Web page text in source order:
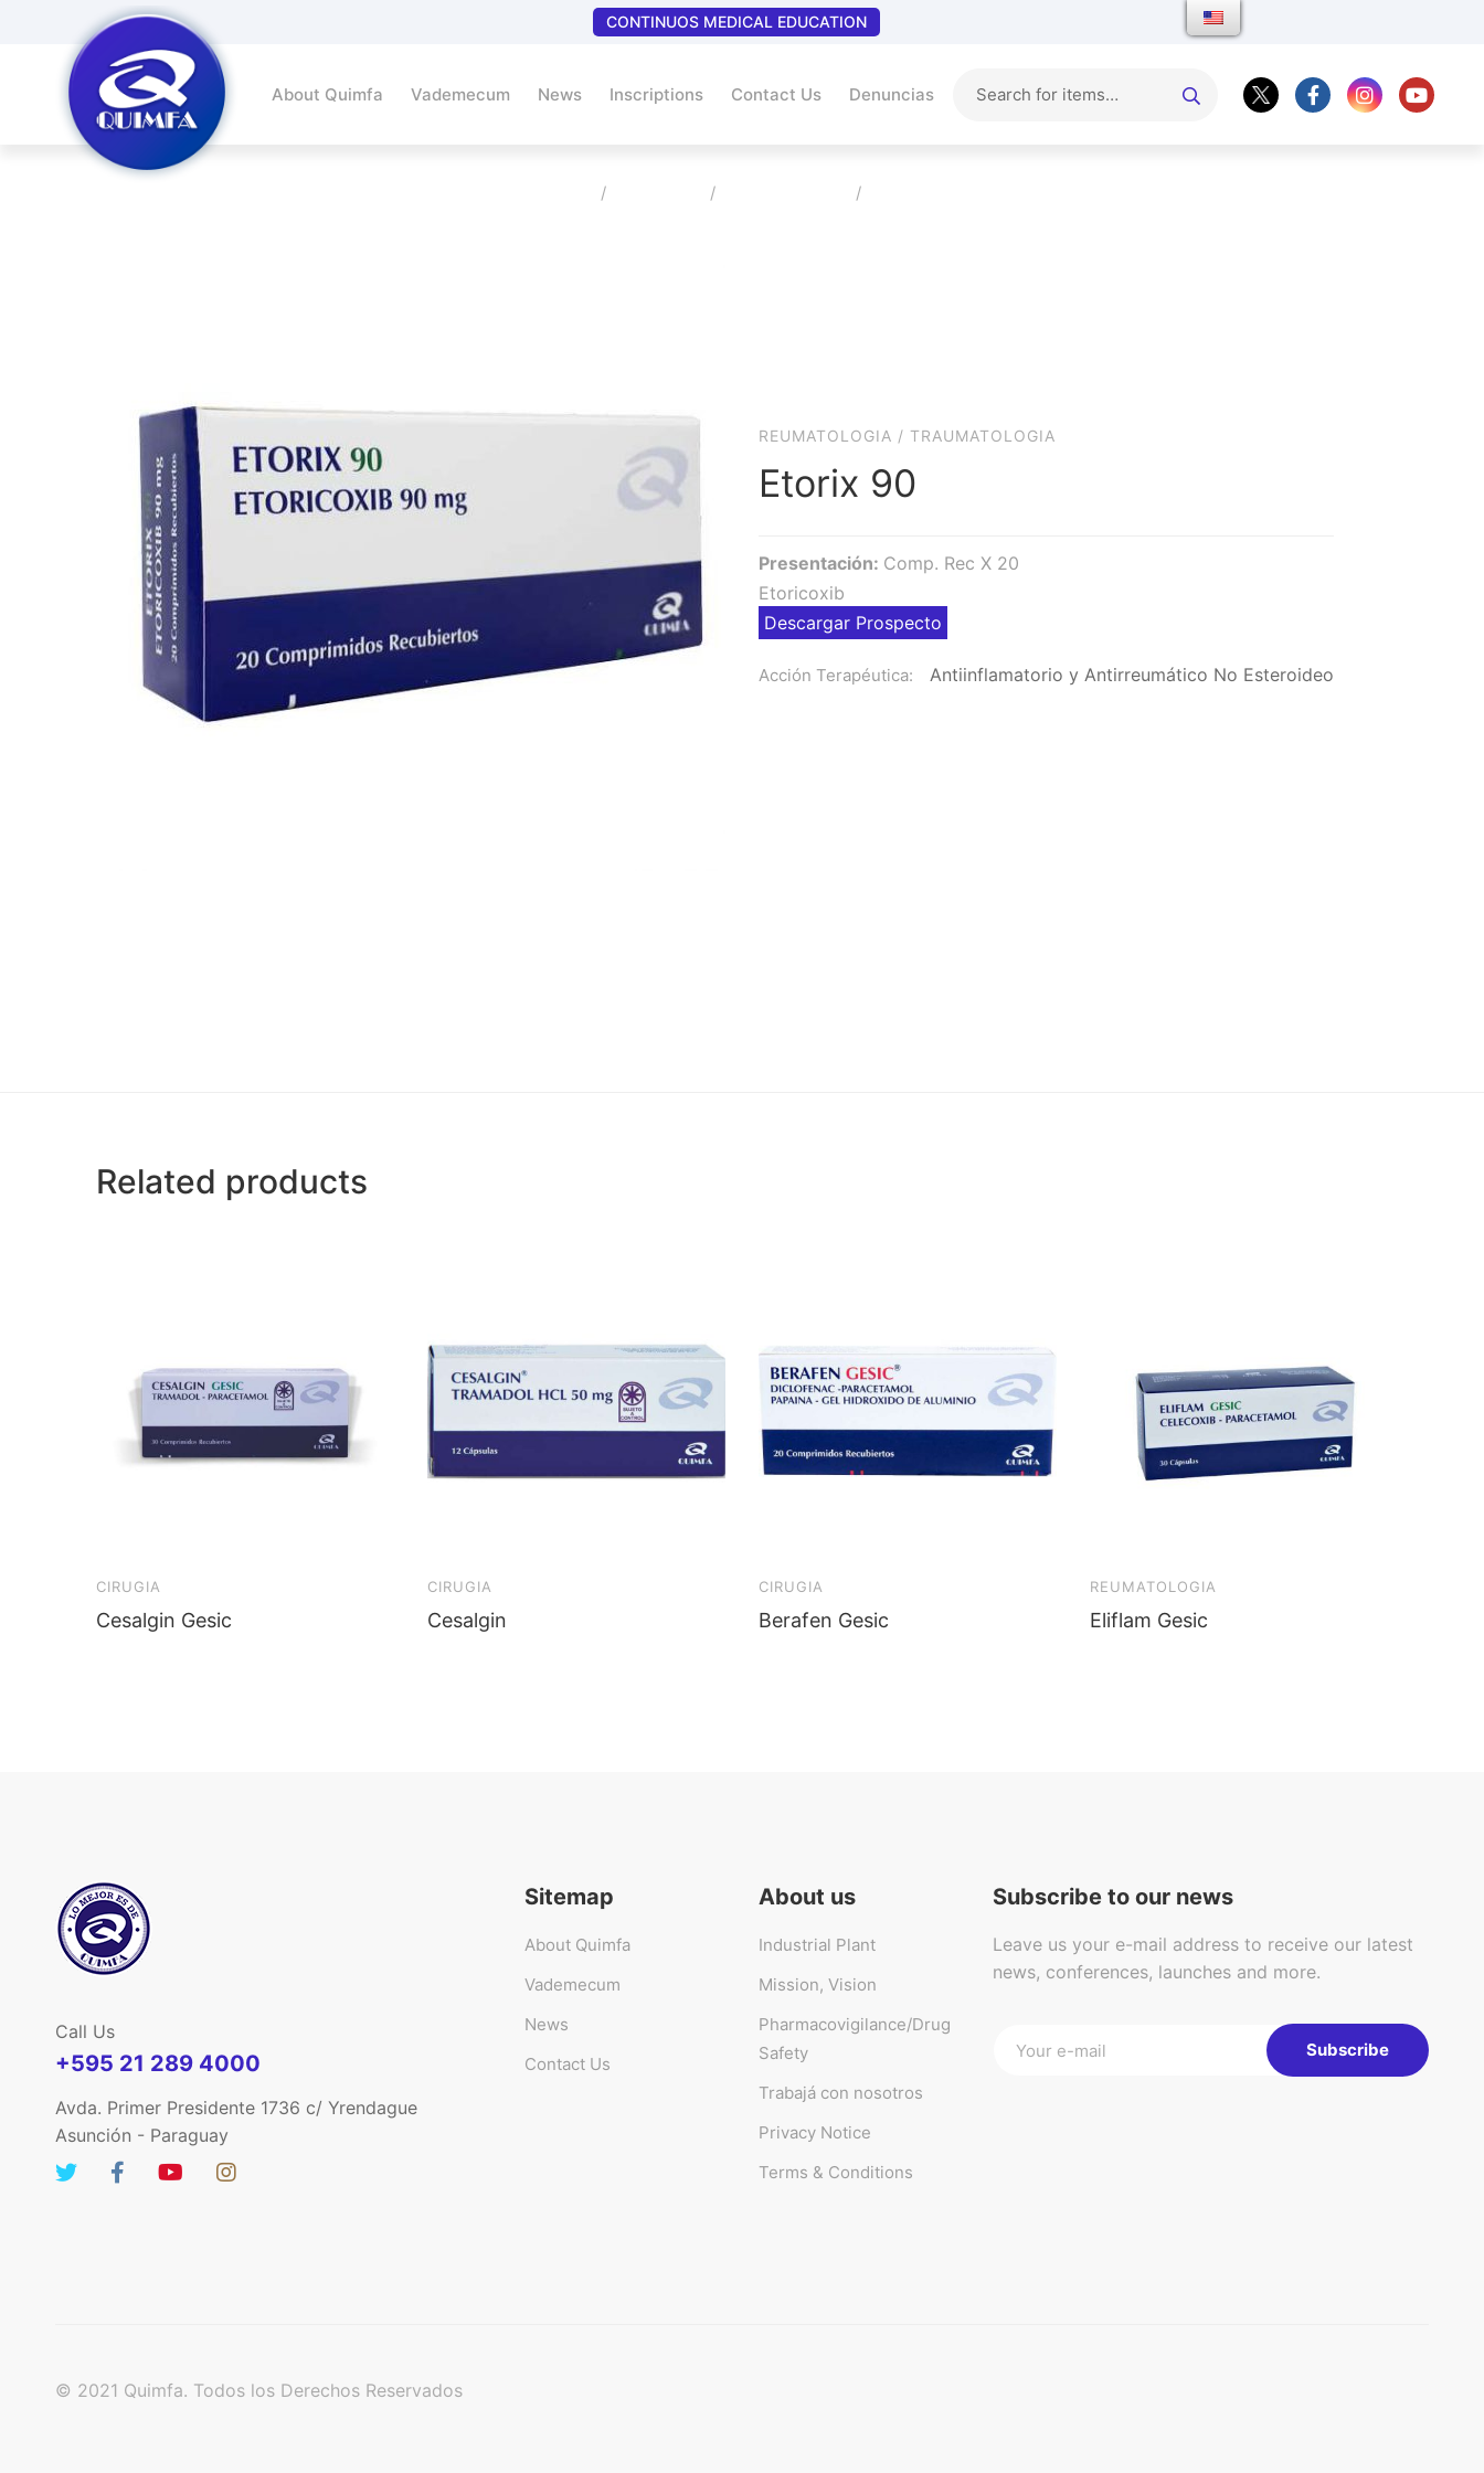
CONTINUOS MEDICAL EDUCATION
About Quimfa Vademecum News Inscriptions Contact Us Denuncias
REUMATOLOGIA / TRAUMATOLOGIA
Etorix 90
Presentación: Comp. Rec X 20
Etoricoxib
Descargar Prospecto
Acción Terapéutica: Antiinflamatorio y Antirreumático No Esteroideo
Related products
CIRUGIA
Cesalgin Gesic
CIRUGIA
Cesalgin
CIRUGIA
Berafen Gesic
REUMATOLOGIA
Eliflam Gesic
Call Us
+595 21 289 4000
Avda. Primer Presidente 1736 c/ Yrendague
Asunción - Paraguay
Sitemap
About Quimfa
Vademecum
News
Contact Us
About us
Industrial Plant
Mission, Vision
Pharmacovigilance/Drug
Safety
Trabajá con nosotros
Privacy Notice
Terms & Conditions
Subscribe to our news
Leave us your e-mail address to receive our latest
news, conferences, launches and more.
Subscribe
© 2021 Quimfa. Todos los Derechos Reservados